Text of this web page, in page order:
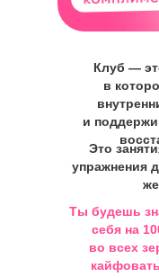
Клуб —
в
и
Ты будешь
себя на
во всех
Это
упражнения